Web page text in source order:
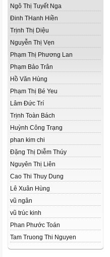
Ngô Thị Tuyết Nga
Đinh THanh Hiền
Trịnh Thị Diệu
Nguyễn Thị Vẹn
Phạm Thị Phương Lan
Phạm Bảo Trân
Hồ Văn Hùng
Phạm Thị Bé Yeu
Lâm Đức Trí
Trịnh Toàn Bách
Huỳnh Công Trạng
phan kim chi
Đặng Thị Diễm Thúy
Nguyên Thị Liên
Cao Thi Thuy Dung
Lê Xuân Hùng
vũ ngân
vũ trúc kinh
Phan Phước Toán
Tam Truong Thi Nguyen